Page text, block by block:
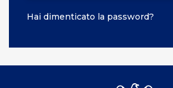
Hai dimenticato la password?